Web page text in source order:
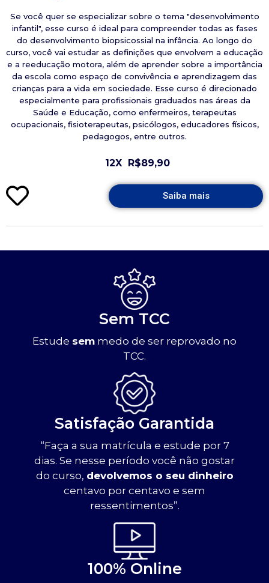
Se você quer se especializar sobre o tema "desenvolvimento
infantil", esse curso é ideal para compreender todas as fases
do desenvolvimento biopsicossial na infância. Ao longo do
curso, você vai estudar as definições que envolvem a educação
e a reeducação motora, além de aprender sobre a importância
da escola como espaço de convivência e aprendizagem das
crianças para a vida em sociedade. Esse curso é direcionado
especialmente para profissionais graduados nas áreas da
Saúde e Educação, como enfermeiros, terapeutas
ocupacionais, fisioterapeutas, psicólogos, educadores físicos,
pedagogos, entre outros.
12X R$89,90
Saiba mais
Sem TCC
Estude sem medo de ser reprovado no
TCC.
Satisfação Garantida
“Faça a sua matrícula e estude por 7
dias. Se nesse período você não gostar
do curso, devolvemos o seu dinheiro
centavo por centavo e sem
ressentimentos”.
100% Online